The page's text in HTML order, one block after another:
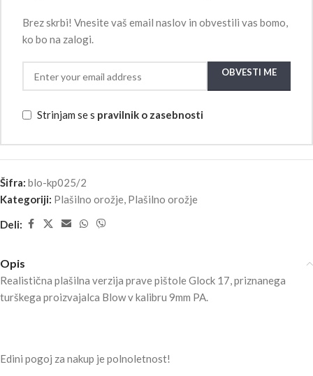
Brez skrbi! Vnesite vaš email naslov in obvestili vas bomo,
ko bo na zalogi.
OBVESTI ME
Strinjam se s pravilnik o zasebnosti
Šifra: blo-kp025/2
Kategoriji: Plašilno orožje, Plašilno orožje
Deli:
Opis
Realistična plašilna verzija prave pištole Glock 17, priznanega
turškega proizvajalca Blow v kalibru 9mm PA.
Edini pogoj za nakup je polnoletnost!